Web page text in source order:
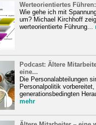
Werteorientiertes
Wie gehe ich mit
um? Michael Kirchhoff
werteorientierte Führung...
Podcast: Ältere
eine...
Die Personalabteilungen
Personalpolitik
generationsbedingten
mehr